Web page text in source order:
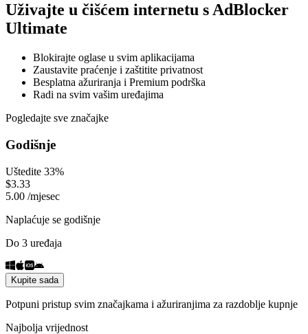
Uživajte u čišćem internetu s AdBlocker
Ultimate
Blokirajte oglase u svim aplikacijama
Zaustavite praćenje i zaštitite privatnost
Besplatna ažuriranja i Premium podrška
Radi na svim vašim uređajima
Pogledajte sve značajke
Godišnje
Uštedite 33%
$3.33
5.00 /mjesec
Naplaćuje se godišnje
Do 3 uređaja
Kupite sada
Potpuni pristup svim značajkama i ažuriranjima za razdoblje kupnje
Najbolja vrijednost